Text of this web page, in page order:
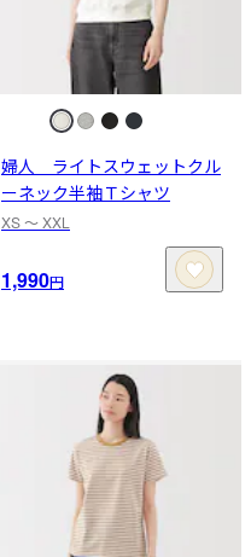
婦人 ライトスウェットクル
ーネック半袖Ｔシャツ
XS 〜 XXL
1,990円